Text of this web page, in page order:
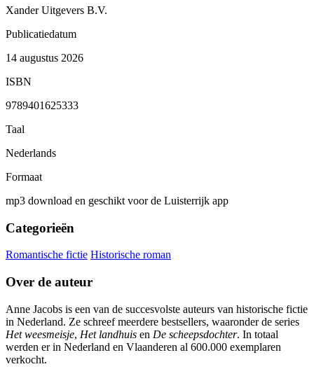
Xander Uitgevers B.V.
Publicatiedatum
14 augustus 2026
ISBN
9789401625333
Taal
Nederlands
Formaat
mp3 download en geschikt voor de Luisterrijk app
Categorieën
Romantische fictie Historische roman
Over de auteur
Anne Jacobs is een van de succesvolste auteurs van historische fictie
in Nederland. Ze schreef meerdere bestsellers, waaronder de series
Het weesmeisje, Het landhuis en De scheepsdochter. In totaal
werden er in Nederland en Vlaanderen al 600.000 exemplaren
verkocht.